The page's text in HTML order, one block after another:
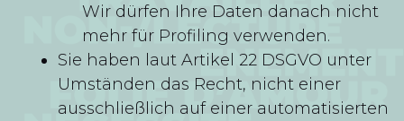
Wir dürfen Ihre Daten danach nicht
mehr für Profiling verwenden.
Sie haben laut Artikel 22 DSGVO unter
Umständen das Recht, nicht einer
ausschließlich auf einer automatisierten